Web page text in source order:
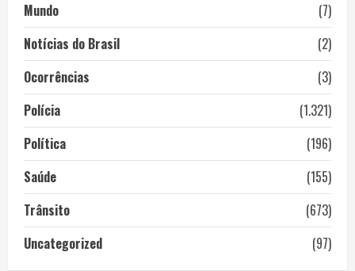
Mundo
(7)
Notícias do Brasil
(2)
Ocorrências
(3)
Polícia
(1.321)
Política
(196)
Saúde
(155)
Trânsito
(673)
Uncategorized
(97)